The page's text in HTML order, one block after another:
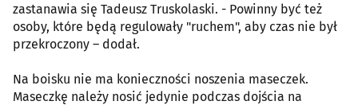
zastanawia się Tadeusz Truskolaski. - Powinny być też
osoby, które będą regulowały "ruchem", aby czas nie był
przekroczony – dodał.
Na boisku nie ma konieczności noszenia maseczek.
Maseczkę należy nosić jedynie podczas dojścia na